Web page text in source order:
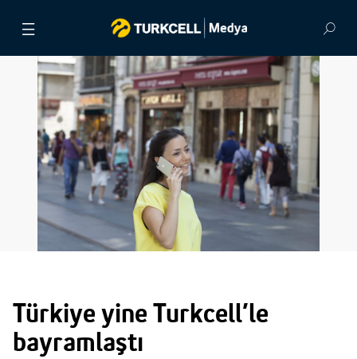
BASIN BÜLTENLERİ
VİDEOLAR
GÖRSEL ARŞİV
Türkiye yine Turkcell’le
bayramlaştı